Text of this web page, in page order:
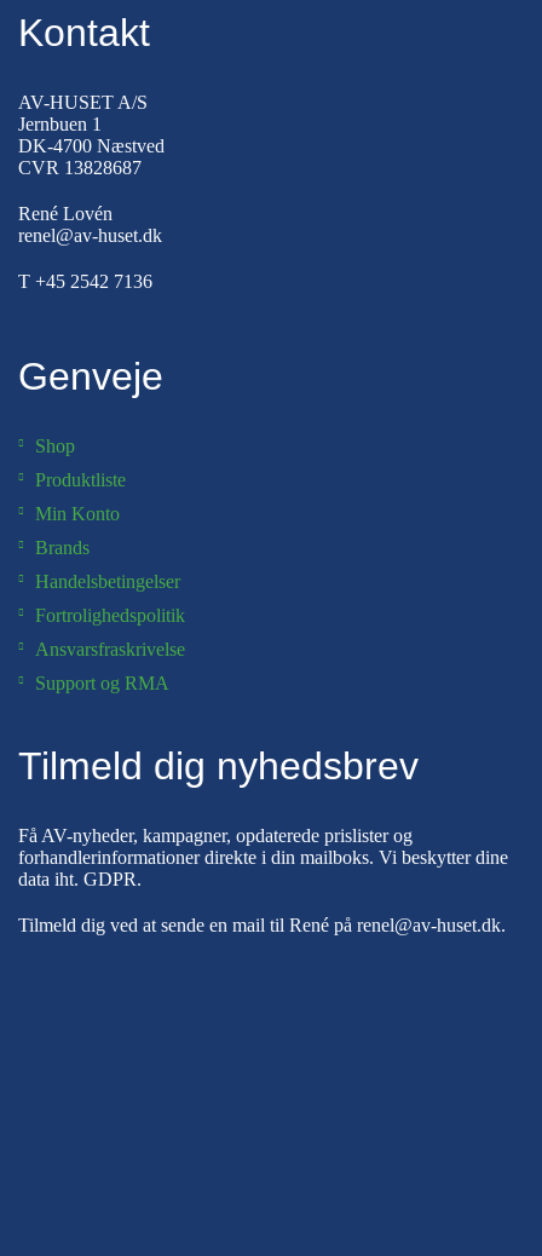
Kontakt
AV-HUSET A/S
Jernbuen 1
DK-4700 Næstved
CVR 13828687
René Lovén
renel@av-huset.dk
T +45 2542 7136
Genveje
Shop
Produktliste
Min Konto
Brands
Handelsbetingelser
Fortrolighedspolitik
Ansvarsfraskrivelse
Support og RMA
Tilmeld dig nyhedsbrev
Få AV-nyheder, kampagner, opdaterede prislister og
forhandlerinformationer direkte i din mailboks. Vi beskytter dine
data iht. GDPR.
Tilmeld dig ved at sende en mail til René på renel@av-huset.dk.